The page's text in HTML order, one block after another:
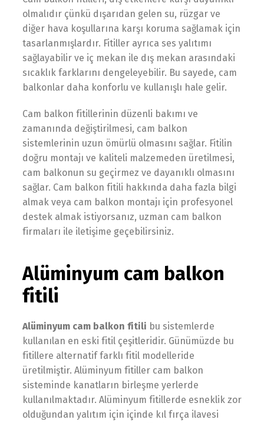
olmalıdır çünkü dışarıdan gelen su, rüzgar ve
diğer hava koşullarına karşı koruma sağlamak için
tasarlanmışlardır. Fitiller ayrıca ses yalıtımı
sağlayabilir ve iç mekan ile dış mekan arasındaki
sıcaklık farklarını dengeleyebilir. Bu sayede, cam
balkonlar daha konforlu ve kullanışlı hale gelir.
Cam balkon fitillerinin düzenli bakımı ve
zamanında değiştirilmesi, cam balkon
sistemlerinin uzun ömürlü olmasını sağlar. Fitilin
doğru montajı ve kaliteli malzemeden üretilmesi,
cam balkonun su geçirmez ve dayanıklı olmasını
sağlar. Cam balkon fitili hakkında daha fazla bilgi
almak veya cam balkon montajı için profesyonel
destek almak istiyorsanız, uzman cam balkon
firmaları ile iletişime geçebilirsiniz.
Alüminyum cam balkon
fitili
Alüminyum cam balkon fitili bu sistemlerde
kullanılan en eski fitil çeşitleridir. Günümüzde bu
fitillere alternatif farklı fitil modelleride
üretilmiştir. Alüminyum fitiller cam balkon
sisteminde kanatların birleşme yerlerde
kullanılmaktadır. Alüminyum fitillerde esneklik zor
olduğundan yalıtım için içinde kıl fırça ilavesi